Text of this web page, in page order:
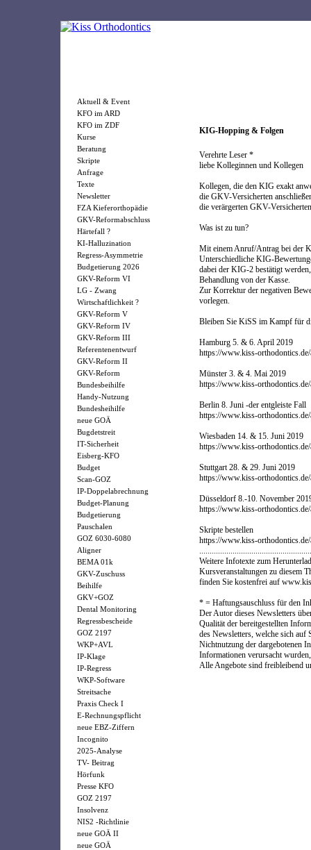
Aktuell & Event
KFO im ARD
KFO im ZDF
Kurse
Beratung
Skripte
Anfrage
Texte
Newsletter
FZA Kieferorthopädie
GKV-Reformabschluss
Härtefall ?
KI-Halluzination
Regress-Asymmetrie
Budgetierung 2026
GKV-Reform VI
LG - Zwang
Wirtschaftlichkeit ?
GKV-Reform V
GKV-Reform IV
GKV-Reform III
Referentenentwurf
GKV-Reform II
GKV-Reform
Bundesbeihilfe
Handy-Nutzung
Bundesheihilfe
neue GOÄ
Bugdetstreit
IT-Sicherheit
Eisberg-KFO
Budget
Scan-GOZ
IP-Doppelabrechnung
Budget-Planung
Budgetierung
Pauschalen
GOZ 6030-6080
Aligner
BEMA 01k
GKV-Zuschuss
Beihilfe
GKV+GOZ
Dental Monitoring
Regressbescheide
GOZ 2197
WKP+AVL
IP-Klage
IP-Regress
WKP-Software
Streitsache
Praxis Check I
E-Rechnungspflicht
neue EBZ-Ziffern
Incognito
2025-Analyse
TV- Beitrag
Hörfunk
Presse KFO
GOZ 2197
Insolvenz
NIS2 -Richtlinie
neue GOÄ II
neue GOÄ
KIG-Hopping & Folgen
Verehrte Leser *
liebe Kolleginnen und Kollegen
Kollegen, die den KIG exakt
die GKV-Versicherten
die verärgerten GKV-
Was ist zu tun?
Mit einem Anruf/Antrag bei der
Unterschiedliche KIG-
dabei der KIG-2 bestätigt
Behandlung von der Kasse.
Zur Korrektur der negativen
vorlegen.
Bleiben Sie KiSS im Kampf für
Hamburg 5. & 6. April 2019
https://www.kiss-
Münster 3. & 4. Mai 2019
https://www.kiss-
Berlin 8. Juni -der entgleiste Fall
https://www.kiss-
Wiesbaden 14. & 15. Juni 2019
https://www.kiss-
Stuttgart 28. & 29. Juni 2019
https://www.kiss-
Düsseldorf 8.-10. November
https://www.kiss-
Skripte bestellen
https://www.kiss-
Weitere Infotexte zum
Kursveranstaltungen zu diesem
finden Sie kostenfrei auf
* = Haftungsauschluss für den
Der Autor dieses Newsletters
Qualität der bereitgestellten
des Newsletters, welche sich auf
Nichtnutzung der dargebotenen
Informationen verursacht
Alle Angebote sind freibleibend